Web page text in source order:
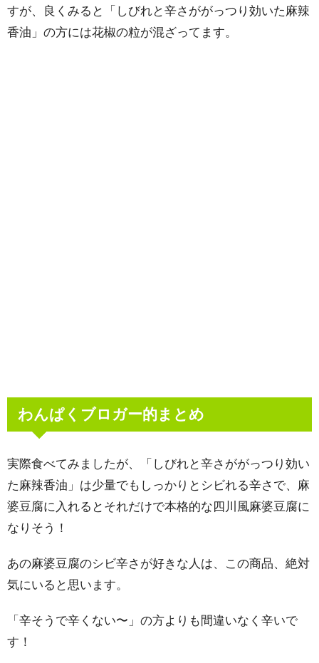
すが、良くみると「しびれと辛さががっつり効いた麻辣
香油」の方には花椒の粒が混ざってます。
わんぱくブロガー的まとめ
実際食べてみましたが、「しびれと辛さががっつり効い
た麻辣香油」は少量でもしっかりとシビれる辛さで、麻
婆豆腐に入れるとそれだけで本格的な四川風麻婆豆腐に
なりそう！
あの麻婆豆腐のシビ辛さが好きな人は、この商品、絶対
気にいると思います。
「辛そうで辛くない〜」の方よりも間違いなく辛いで
す！